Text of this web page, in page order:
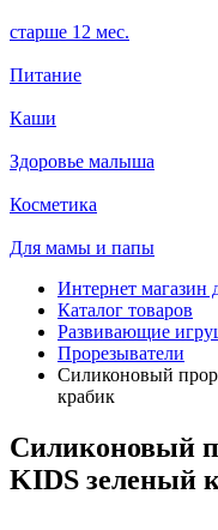
старше 12 мес.
Питание
Каши
Здоровье малыша
Косметика
Для мамы и папы
Интернет магазин
Каталог товаров
Развивающие
Прорезыватели
Силиконовый
крабик
Силиконовый
KIDS зеленый